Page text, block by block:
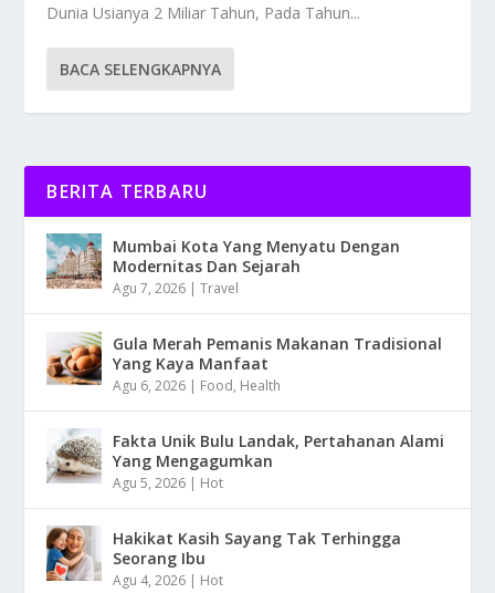
Dunia Usianya 2 Miliar Tahun, Pada Tahun...
BACA SELENGKAPNYA
BERITA TERBARU
Mumbai Kota Yang Menyatu Dengan
Modernitas Dan Sejarah
Agu 7, 2026 |Travel
Gula Merah Pemanis Makanan Tradisional
Yang Kaya Manfaat
Agu 6, 2026 | Food, Health
Fakta Unik Bulu Landak, Pertahanan Alami
Yang Mengagumkan
Agu 5, 2026 | Hot
Hakikat Kasih Sayang Tak Terhingga
Seorang Ibu
Agu 4, 2026 | Hot